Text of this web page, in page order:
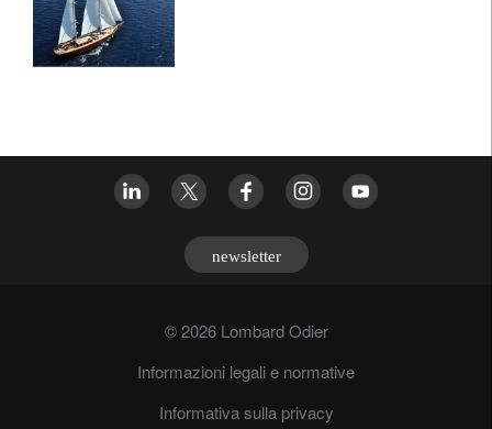
newsletter
© 2026 Lombard Odier
Informazioni legali e normative
Informativa sulla privacy